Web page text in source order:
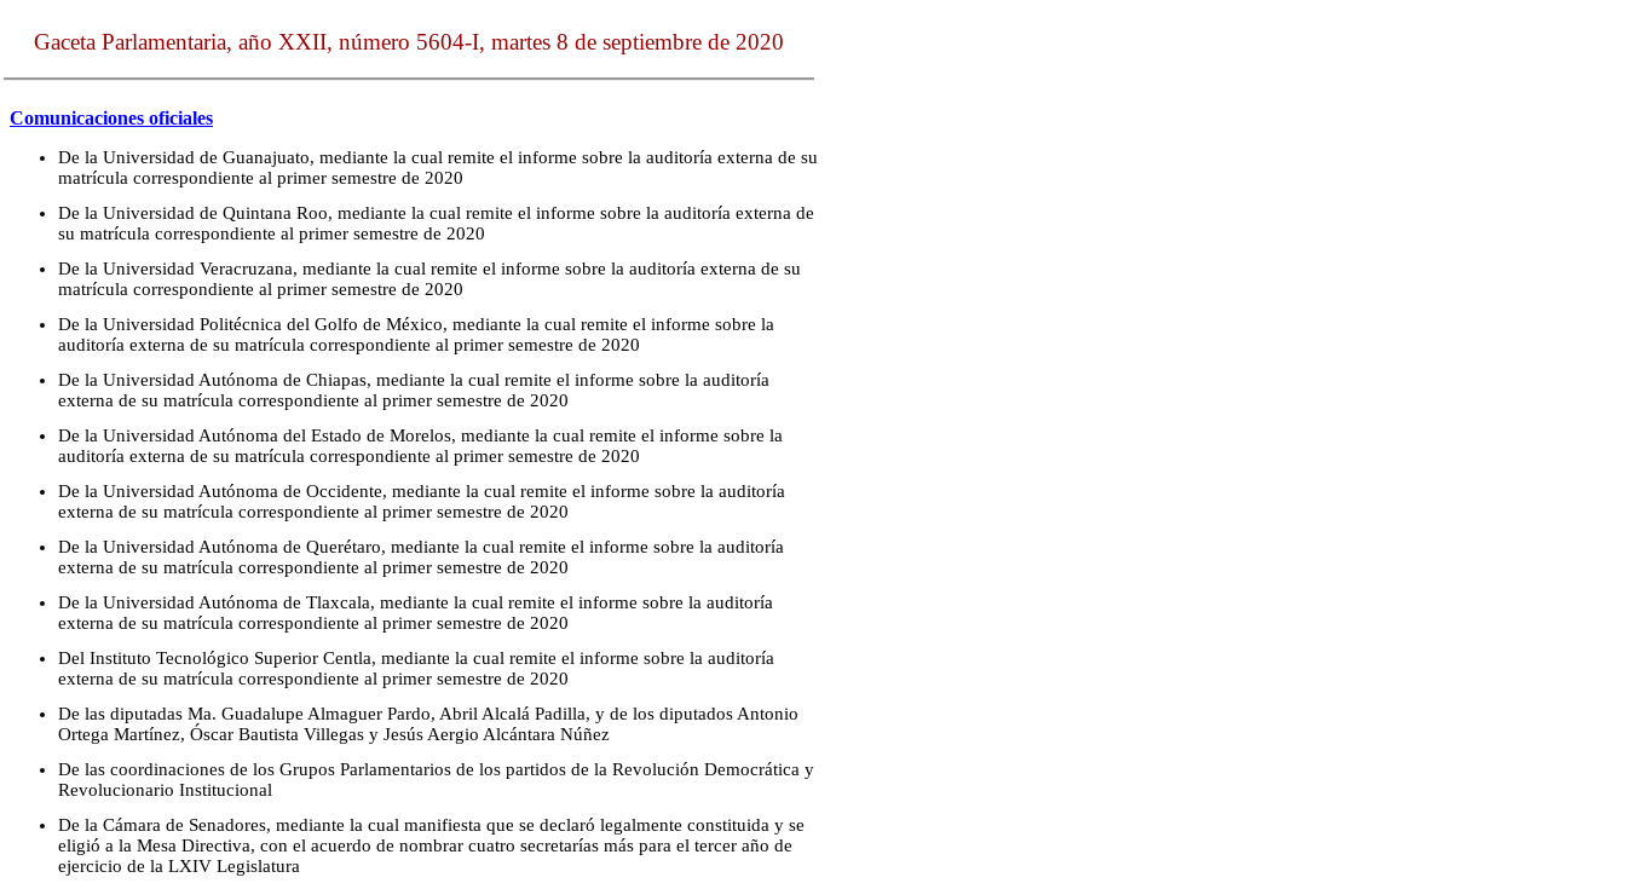
Gaceta Parlamentaria, año XXII, número 5604-I, martes 8 de septiembre de 2020
Comunicaciones oficiales
De la Universidad de Guanajuato, mediante la cual remite el informe sobre la auditoría externa de su
matrícula correspondiente al primer semestre de 2020
De la Universidad de Quintana Roo, mediante la cual remite el informe sobre la auditoría externa de
su matrícula correspondiente al primer semestre de 2020
De la Universidad Veracruzana, mediante la cual remite el informe sobre la auditoría externa de su
matrícula correspondiente al primer semestre de 2020
De la Universidad Politécnica del Golfo de México, mediante la cual remite el informe sobre la
auditoría externa de su matrícula correspondiente al primer semestre de 2020
De la Universidad Autónoma de Chiapas, mediante la cual remite el informe sobre la auditoría
externa de su matrícula correspondiente al primer semestre de 2020
De la Universidad Autónoma del Estado de Morelos, mediante la cual remite el informe sobre la
auditoría externa de su matrícula correspondiente al primer semestre de 2020
De la Universidad Autónoma de Occidente, mediante la cual remite el informe sobre la auditoría
externa de su matrícula correspondiente al primer semestre de 2020
De la Universidad Autónoma de Querétaro, mediante la cual remite el informe sobre la auditoría
externa de su matrícula correspondiente al primer semestre de 2020
De la Universidad Autónoma de Tlaxcala, mediante la cual remite el informe sobre la auditoría
externa de su matrícula correspondiente al primer semestre de 2020
Del Instituto Tecnológico Superior Centla, mediante la cual remite el informe sobre la auditoría
externa de su matrícula correspondiente al primer semestre de 2020
De las diputadas Ma. Guadalupe Almaguer Pardo, Abril Alcalá Padilla, y de los diputados Antonio
Ortega Martínez, Óscar Bautista Villegas y Jesús Aergio Alcántara Núñez
De las coordinaciones de los Grupos Parlamentarios de los partidos de la Revolución Democrática y
Revolucionario Institucional
De la Cámara de Senadores, mediante la cual manifiesta que se declaró legalmente constituida y se
eligió a la Mesa Directiva, con el acuerdo de nombrar cuatro secretarías más para el tercer año de
ejercicio de la LXIV Legislatura